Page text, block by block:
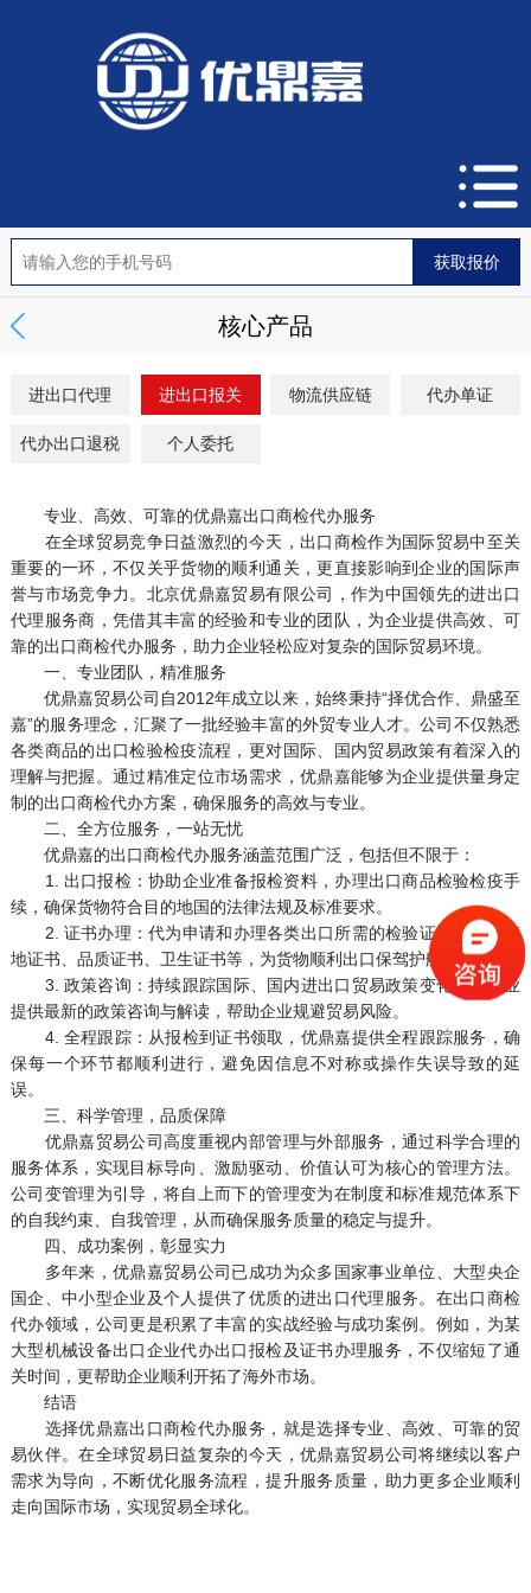
核心产品
进出口代理 进出口报关 物流供应链 代办单证
代办出口退税 个人委托
专业、高效、可靠的优鼎嘉出口商检代办服务
在全球贸易竞争日益激烈的今天，出口商检作为国际贸易中至关
重要的一环，不仅关乎货物的顺利通关，更直接影响到企业的国际声
誉与市场竞争力。北京优鼎嘉贸易有限公司，作为中国领先的进出口
代理服务商，凭借其丰富的经验和专业的团队，为企业提供高效、可
靠的出口商检代办服务，助力企业轻松应对复杂的国际贸易环境。
一、专业团队，精准服务
优鼎嘉贸易公司自2012年成立以来，始终秉持“择优合作、鼎盛至
嘉”的服务理念，汇聚了一批经验丰富的外贸专业人才。公司不仅熟悉
各类商品的出口检验检疫流程，更对国际、国内贸易政策有着深入的
理解与把握。通过精准定位市场需求，优鼎嘉能够为企业提供量身定
制的出口商检代办方案，确保服务的高效与专业。
二、全方位服务，一站无忧
优鼎嘉的出口商检代办服务涵盖范围广泛，包括但不限于：
1. 出口报检：协助企业准备报检资料，办理出口商品检验检疫手
续，确保货物符合目的地国的法律法规及标准要求。
2. 证书办理：代为申请和办理各类出口所需的检验证书，如原产
地证书、品质证书、卫生证书等，为货物顺利出口保驾护航。
3. 政策咨询：持续跟踪国际、国内进出口贸易政策变化，为企业
提供最新的政策咨询与解读，帮助企业规避贸易风险。
4. 全程跟踪：从报检到证书领取，优鼎嘉提供全程跟踪服务，确
保每一个环节都顺利进行，避免因信息不对称或操作失误导致的延
误。
三、科学管理，品质保障
优鼎嘉贸易公司高度重视内部管理与外部服务，通过科学合理的
服务体系，实现目标导向、激励驱动、价值认可为核心的管理方法。
公司变管理为引导，将自上而下的管理变为在制度和标准规范体系下
的自我约束、自我管理，从而确保服务质量的稳定与提升。
四、成功案例，彰显实力
多年来，优鼎嘉贸易公司已成功为众多国家事业单位、大型央企
国企、中小型企业及个人提供了优质的进出口代理服务。在出口商检
代办领域，公司更是积累了丰富的实战经验与成功案例。例如，为某
大型机械设备出口企业代办出口报检及证书办理服务，不仅缩短了通
关时间，更帮助企业顺利开拓了海外市场。
结语
选择优鼎嘉出口商检代办服务，就是选择专业、高效、可靠的贸
易伙伴。在全球贸易日益复杂的今天，优鼎嘉贸易公司将继续以客户
需求为导向，不断优化服务流程，提升服务质量，助力更多企业顺利
走向国际市场，实现贸易全球化。